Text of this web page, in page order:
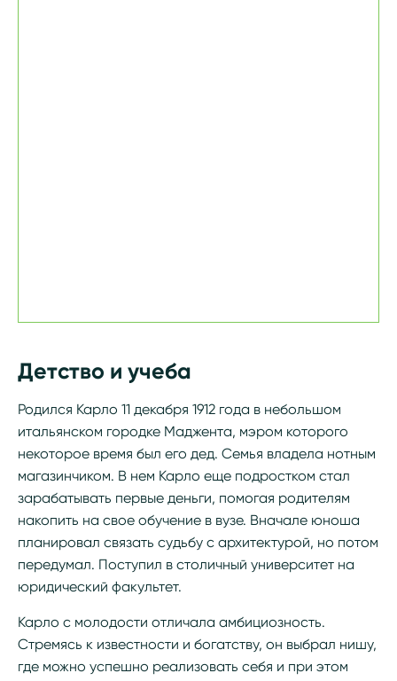
Детство и учеба
Родился Карло 11 декабря 1912 года в небольшом
итальянском городке Маджента, мэром которого
некоторое время был его дед. Семья владела нотным
магазинчиком. В нем Карло еще подростком стал
зарабатывать первые деньги, помогая родителям
накопить на свое обучение в вузе. Вначале юноша
планировал связать судьбу с архитектурой, но потом
передумал. Поступил в столичный университет на
юридический факультет.
Карло с молодости отличала амбициозность.
Стремясь к известности и богатству, он выбрал нишу,
где можно успешно реализовать себя и при этом